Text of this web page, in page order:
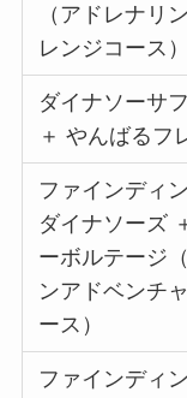
（アドレナリ
レンジコース）
ダイナソーサ
＋ やんばるフ
ファインディ
ダイナソーズ
ーボルテージ
ンアドベンチ
ース）
ファインディ